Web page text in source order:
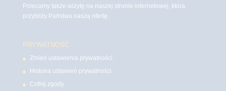
Polecamy także wizytę na naszej stronie internetowej, która
przybliży Państwu naszą ofertę.
PRYWATNOŚĆ
Zmień ustawienia prywatności
Historia ustawień prywatności
Cofnij zgody